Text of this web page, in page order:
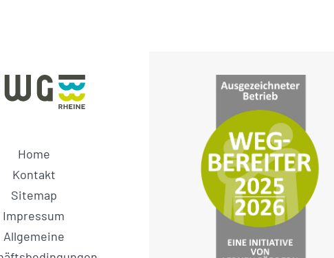
Home
Kontakt
Sitemap
Impressum
Allgemeine